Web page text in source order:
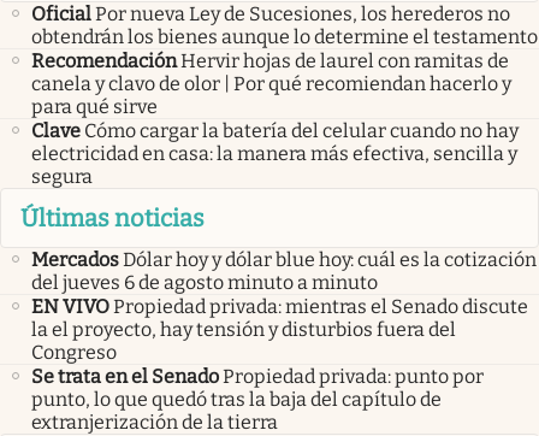
OficialPor nueva Ley de Sucesiones, los herederos no
obtendrán los bienes aunque lo determine el testamento
RecomendaciónHervir hojas de laurel con ramitas de
canela y clavo de olor | Por qué recomiendan hacerlo y
para qué sirve
Clave Cómo cargar la batería del celular cuando no hay
electricidad en casa: la manera más efectiva, sencilla y
segura
Últimas noticias
MercadosDólar hoy y dólar blue hoy: cuál es la cotización
del jueves 6 de agosto minuto a minuto
EN VIVOPropiedad privada: mientras el Senado discute
la el proyecto, hay tensión y disturbios fuera del
Congreso
Se trata en el SenadoPropiedad privada: punto por
punto, lo que quedó tras la baja del capítulo de
extranjerización de la tierra